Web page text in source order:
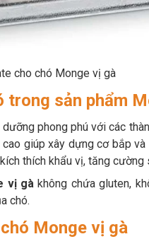
cho chó Monge vị gà
trong sản phẩm
phong phú với các
giúp xây dựng cơ bắp
thích khẩu vị, tăng
vị gà không chứa gluten,
chó.
Monge vị gà